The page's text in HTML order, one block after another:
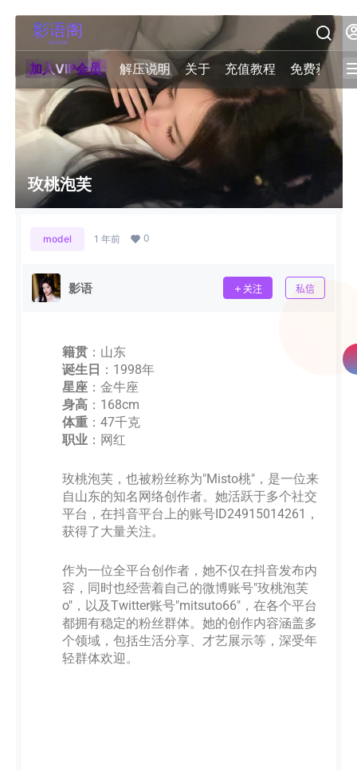
加入VIP会员 解压说明 关于 充值教程 免费获取积
玫桃泡芙
model 1 年前 0
影语 关注 私信
籍贯 ：山东
诞生日 ：1998年
星座 ：金牛座
身高 ：168cm
体重 ：47千克
职业 ：网红
玫桃泡芙，也被粉丝称为"Misto桃"，是一位来
自山东的知名网络创作者。她活跃于多个社交
平台，在抖音平台上的账号ID24915014261，
获得了大量关注。
作为一位全平台创作者，她不仅在抖音发布内
容，同时也经营着自己的微博账号"玫桃泡芙
o"，以及Twitter账号"mitsuto66"，在各个平台
都拥有稳定的粉丝群体。她的创作内容涵盖多
个领域，包括生活分享、才艺展示等，深受年
轻群体欢迎。